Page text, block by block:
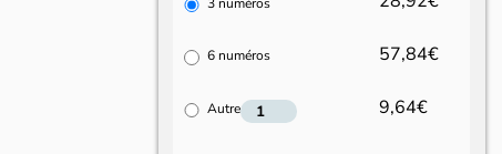
6 numéros 57,84€
Autre 9,64€